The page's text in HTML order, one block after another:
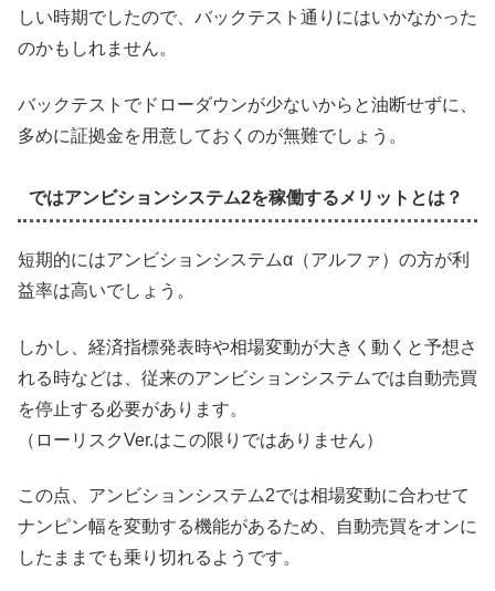
しい時期でしたので、バックテスト通りにはいかなかった
のかもしれません。
バックテストでドローダウンが少ないからと油断せずに、
多めに証拠金を用意しておくのが無難でしょう。
ではアンビションシステム2を稼働するメリットとは？
短期的にはアンビションシステムα（アルファ）の方が利
益率は高いでしょう。
しかし、経済指標発表時や相場変動が大きく動くと予想さ
れる時などは、従来のアンビションシステムでは自動売買
を停止する必要があります。
（ローリスクVer.はこの限りではありません）
この点、アンビションシステム2では相場変動に合わせて
ナンピン幅を変動する機能があるため、自動売買をオンに
したままでも乗り切れるようです。